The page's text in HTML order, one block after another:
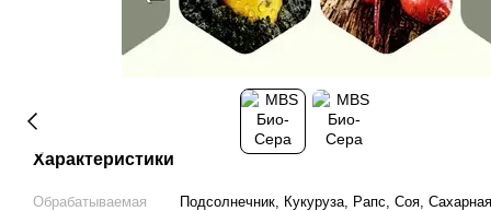
Характеристики
Обрабатываемая
Подсолнечник, Кукуруза, Рапс, Соя,